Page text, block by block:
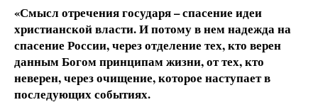
«Смысл отречения государя – спасение идеи
христианской власти. И потому в нем надежда на
спасение России, через отделение тех, кто верен
данным Богом принципам жизни, от тех, кто
неверен, через очищение, которое наступает в
последующих событиях.